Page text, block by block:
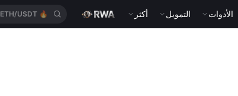
الأدوات التمويل أكثر 🔥
ETH/USDT